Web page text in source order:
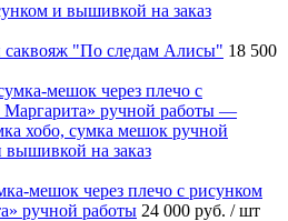
"По следам Алисы" 18 500
мешок через плечо с рисунком
ручной работы 24 000 руб. / шт